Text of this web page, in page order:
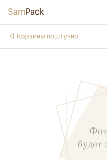
Корзины поштучно